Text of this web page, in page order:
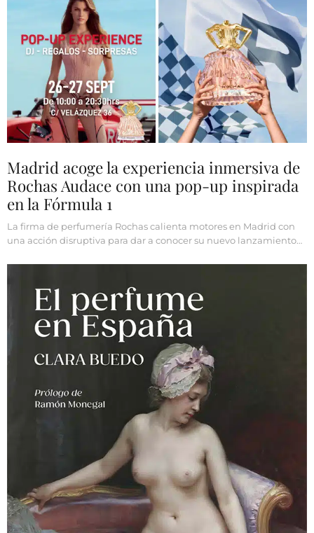
Madrid acoge la experiencia inmersiva de
Rochas Audace con una pop-up inspirada
en la Fórmula 1
La firma de perfumería Rochas calienta motores en Madrid con
una acción disruptiva para dar a conocer su nuevo lanzamiento…